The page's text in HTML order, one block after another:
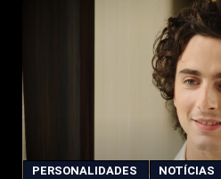
PERSONALIDADES NOTÍCIAS